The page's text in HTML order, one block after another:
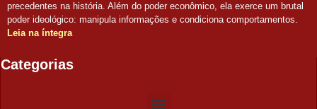
precedentes na história. Além do poder econômico, ela exerce um brutal
poder ideológico: manipula informações e condiciona comportamentos.
Leia na íntegra
Categorias